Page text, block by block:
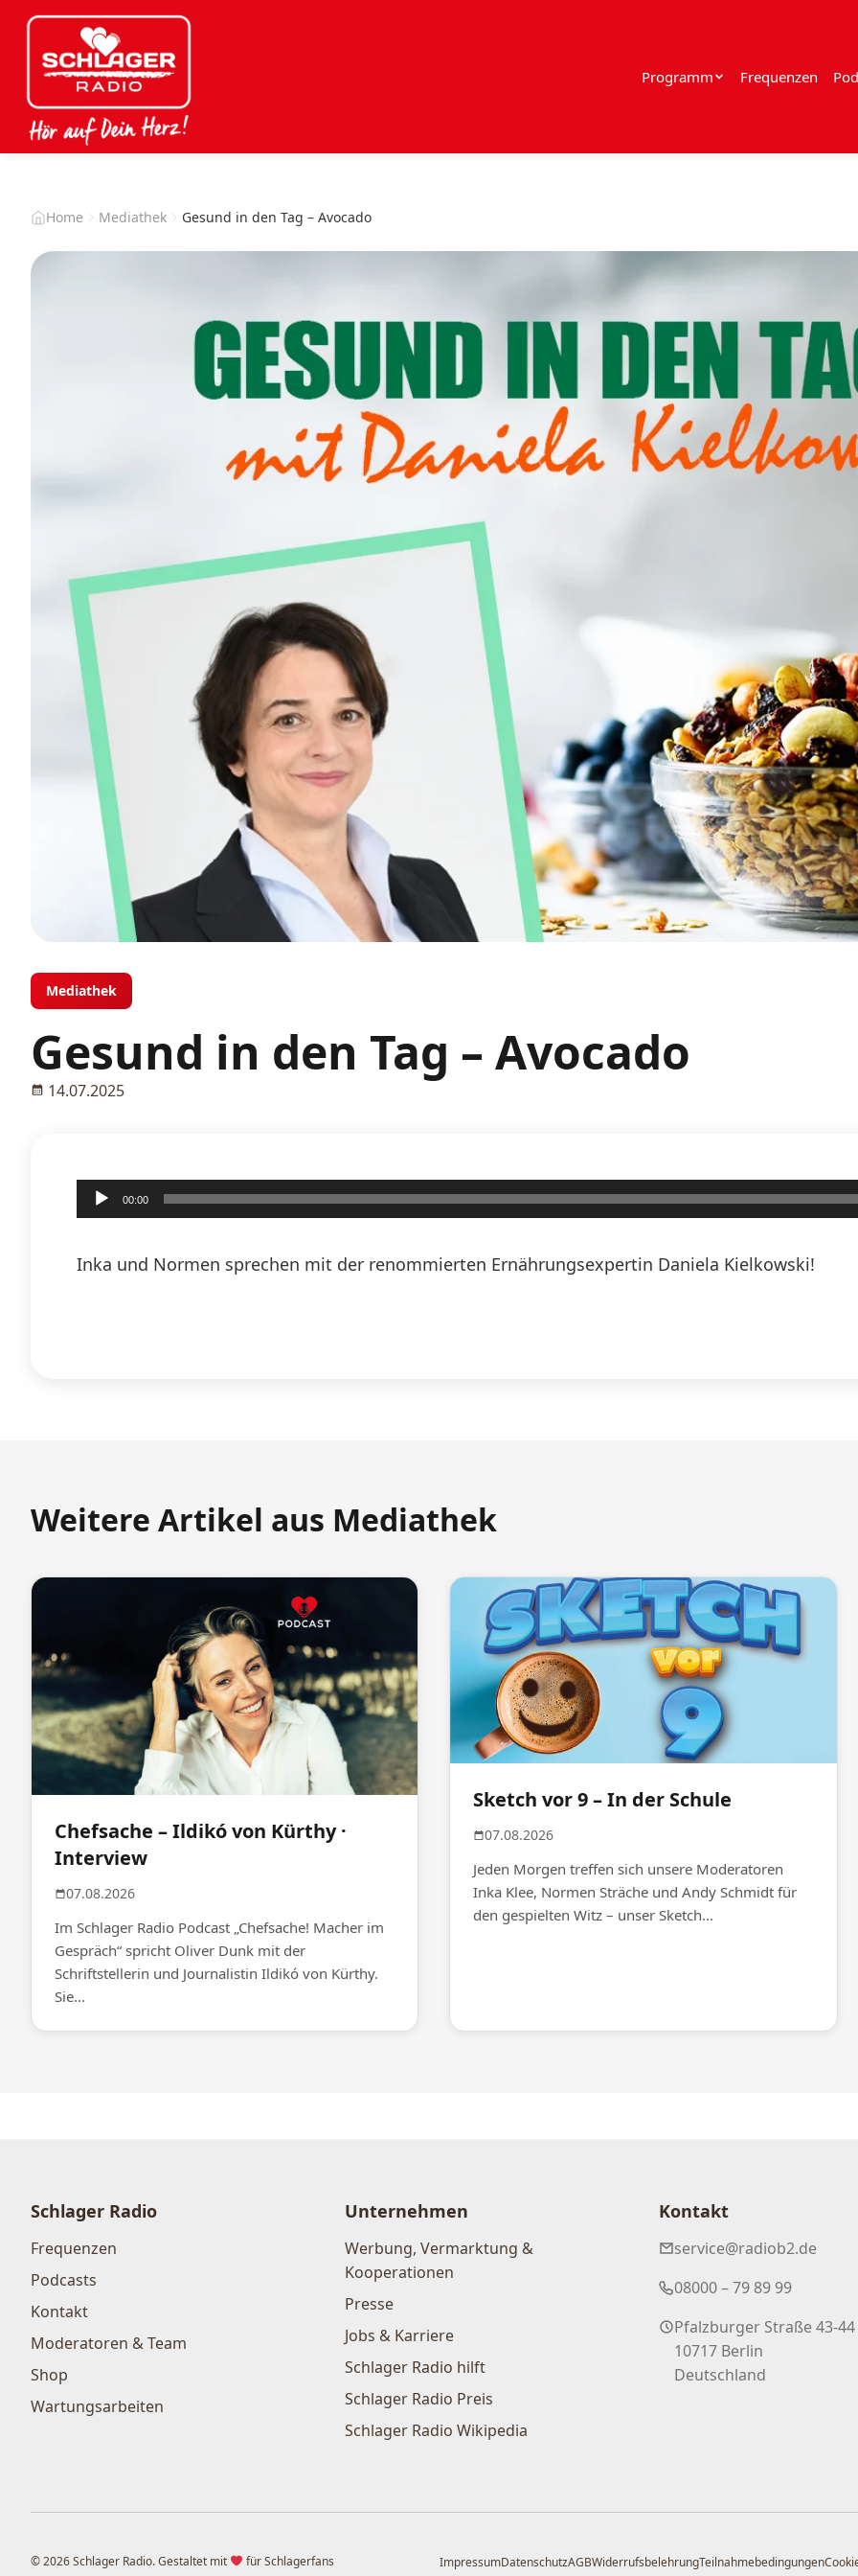
Programm Frequenzen
Home Mediathek Gesund in den Tag – Avocado
Mediathek
Gesund in den Tag – Avocado
14.07.2025
Audio-
Player
00:00
Inka und Normen sprechen mit der renommierten Ernährungsexpertin Daniela Kielkowski!
Weitere Artikel aus Mediathek
Chefsache – Ildikó von Kürthy ·
Interview
07.08.2026
Im Schlager Radio Podcast „Chefsache! Macher im
Gespräch“ spricht Oliver Dunk mit der
Schriftstellerin und Journalistin Ildikó von Kürthy.
Sie...
Sketch vor 9 – In der Schule
07.08.2026
Jeden Morgen treffen sich unsere Moderatoren
Inka Klee, Normen Sträche und Andy Schmidt für
den gespielten Witz – unser Sketch...
Schlager Radio
Frequenzen
Podcasts
Kontakt
Moderatoren & Team
Shop
Wartungsarbeiten
Unternehmen
Werbung, Vermarktung &
Kooperationen
Presse
Jobs & Karriere
Schlager Radio hilft
Schlager Radio Preis
Schlager Radio Wikipedia
Kontakt
service@radiob2.de
08000 – 79 89 99
Pfalzburger Straße 43-44
10717 Berlin
Deutschland
© 2026 Schlager Radio. Gestaltet mit für Schlagerfans ImpressumDatenschutzAGBWiderrufsbelehrungTeilnahmebedingungen